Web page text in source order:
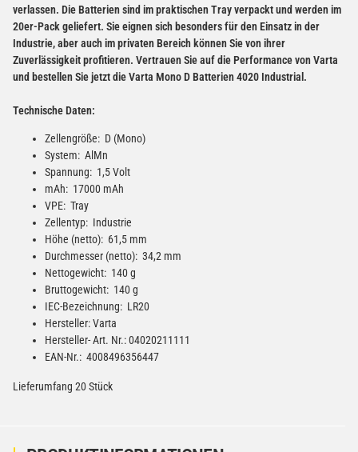
verlassen. Die Batterien sind im praktischen Tray verpackt und werden im
20er-Pack geliefert. Sie eignen sich besonders für den Einsatz in der
Industrie, aber auch im privaten Bereich können Sie von ihrer
Zuverlässigkeit profitieren. Vertrauen Sie auf die Performance von Varta
und bestellen Sie jetzt die Varta Mono D Batterien 4020 Industrial.
Technische Daten:
Zellengröße: D (Mono)
System: AlMn
Spannung: 1,5 Volt
mAh: 17000 mAh
VPE: Tray
Zellentyp: Industrie
Höhe (netto): 61,5 mm
Durchmesser (netto): 34,2 mm
Nettogewicht: 140 g
Bruttogewicht: 140 g
IEC-Bezeichnung: LR20
Hersteller: Varta
Hersteller- Art. Nr.: 04020211111
EAN-Nr.: 4008496356447
Lieferumfang 20 Stück